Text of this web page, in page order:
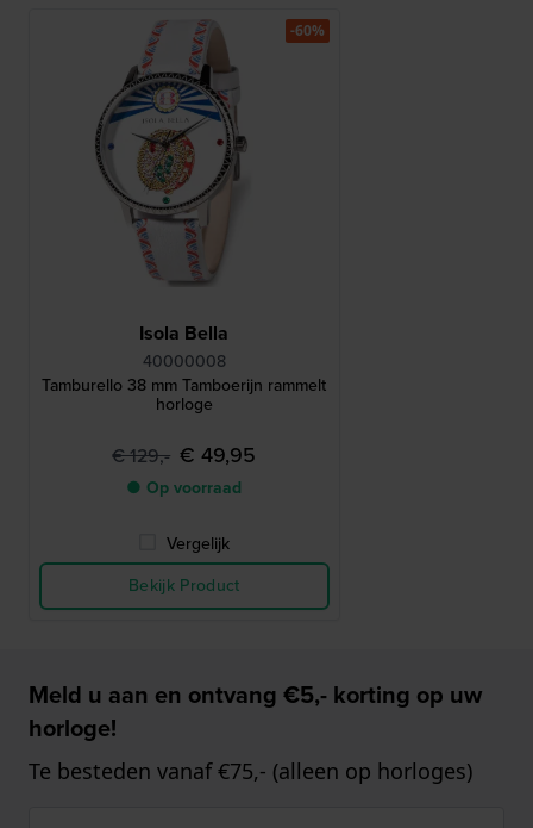
Isola Bella
40000008
Tamburello 38 mm Tamboerijn rammelt
horloge
€ 129,- € 49,95
● Op voorraad
Vergelijk
Bekijk Product
-60%
Meld u aan en ontvang €5,- korting op uw
horloge!
Te besteden vanaf €75,- (alleen op horloges)